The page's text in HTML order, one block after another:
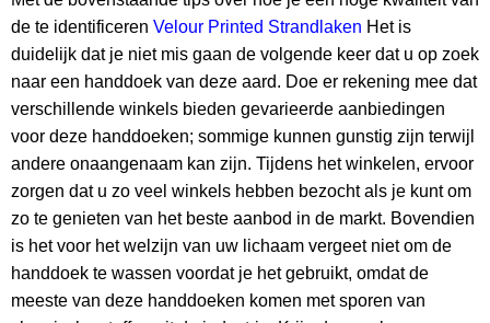
de te identificeren Velour Printed Strandlaken Het is
duidelijk dat je niet mis gaan de volgende keer dat u op zoek
naar een handdoek van deze aard. Doe er rekening mee dat
verschillende winkels bieden gevarieerde aanbiedingen
voor deze handdoeken; sommige kunnen gunstig zijn terwijl
andere onaangenaam kan zijn. Tijdens het winkelen, ervoor
zorgen dat u zo veel winkels hebben bezocht als je kunt om
zo te genieten van het beste aanbod in de markt. Bovendien
is het voor het welzijn van uw lichaam vergeet niet om de
handdoek te wassen voordat je het gebruikt, omdat de
meeste van deze handdoeken komen met sporen van